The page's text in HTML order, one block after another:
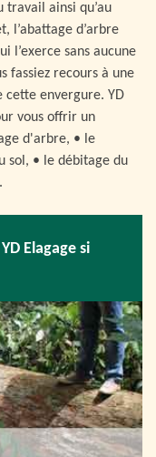
travail ainsi qu’au
l’abattage d’arbre
l’exerce sans aucune
fassiez recours à une
cette envergure. YD
vous offrir un
d'arbre, • le
sol, • le débitage du
Elagage si